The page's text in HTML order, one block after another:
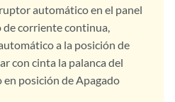
automático en el panel
corriente continua,
a la posición de
con cinta la palanca del
posición de Apagado